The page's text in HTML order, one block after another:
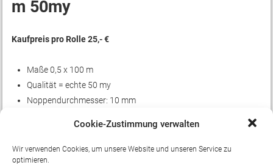
Cookie-Zustimmung verwalten
Wir verwenden Cookies, um unsere Website und unseren Service zu
optimieren.
m 50my
Kaufpreis pro Rolle 25,- €
Maße 0,5 x 100 m
Qualität = echte 50 my
Noppendurchmesser: 10 mm